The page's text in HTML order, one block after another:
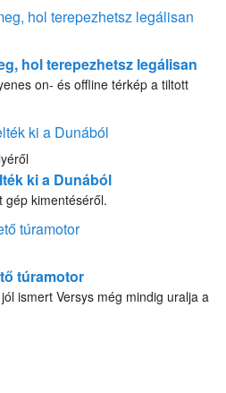
hol terepezhetsz legálisan
on- és offline térkép a tiltott
ki a Dunából
gép kimentéséről.
túramotor
ismert Versys még mindig uralja a